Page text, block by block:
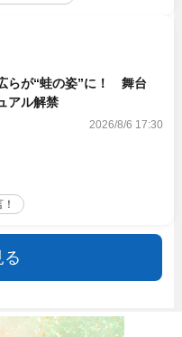
らが“蛙の姿”に！ 舞台
アル解禁
2026/8/6 17:30
る